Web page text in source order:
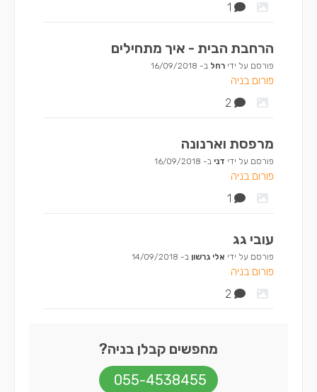
1
הרחבת הבית - איך מתחילים
פורסם על ידי רחל ב- 16/09/2018
פורום בניה
2
מרפסת וארנונה
פורסם על ידי דני ב- 16/09/2018
פורום בניה
1
עובי גג
פורסם על ידי אלי גרשון ב- 14/09/2018
פורום בניה
2
מחפשים קבלן בניה?
055-4538455